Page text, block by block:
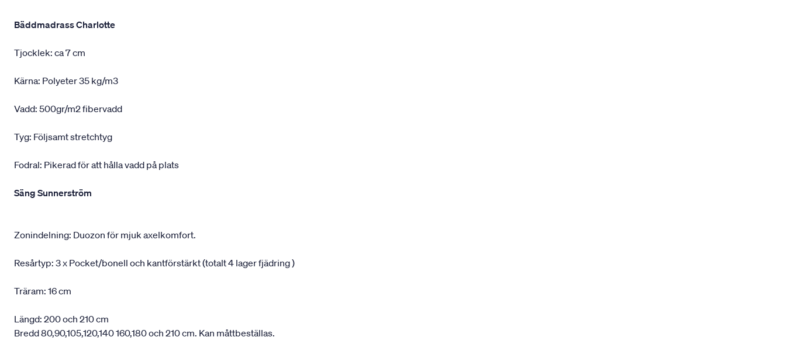
Bäddmadrass Charlotte
Tjocklek: ca 7 cm
Kärna: Polyeter 35 kg/m3
Vadd: 500gr/m2 fibervadd
Tyg: Följsamt stretchtyg
Fodral: Pikerad för att hålla vadd på plats
Säng Sunnerström
Zonindelning: Duozon för mjuk axelkomfort.
Resårtyp: 3 x Pocket/bonell och kantförstärkt (totalt 4 lager fjädring )
Träram: 16 cm
Längd: 200 och 210 cm
Bredd 80,90,105,120,140 160,180 och 210 cm. Kan måttbeställas.